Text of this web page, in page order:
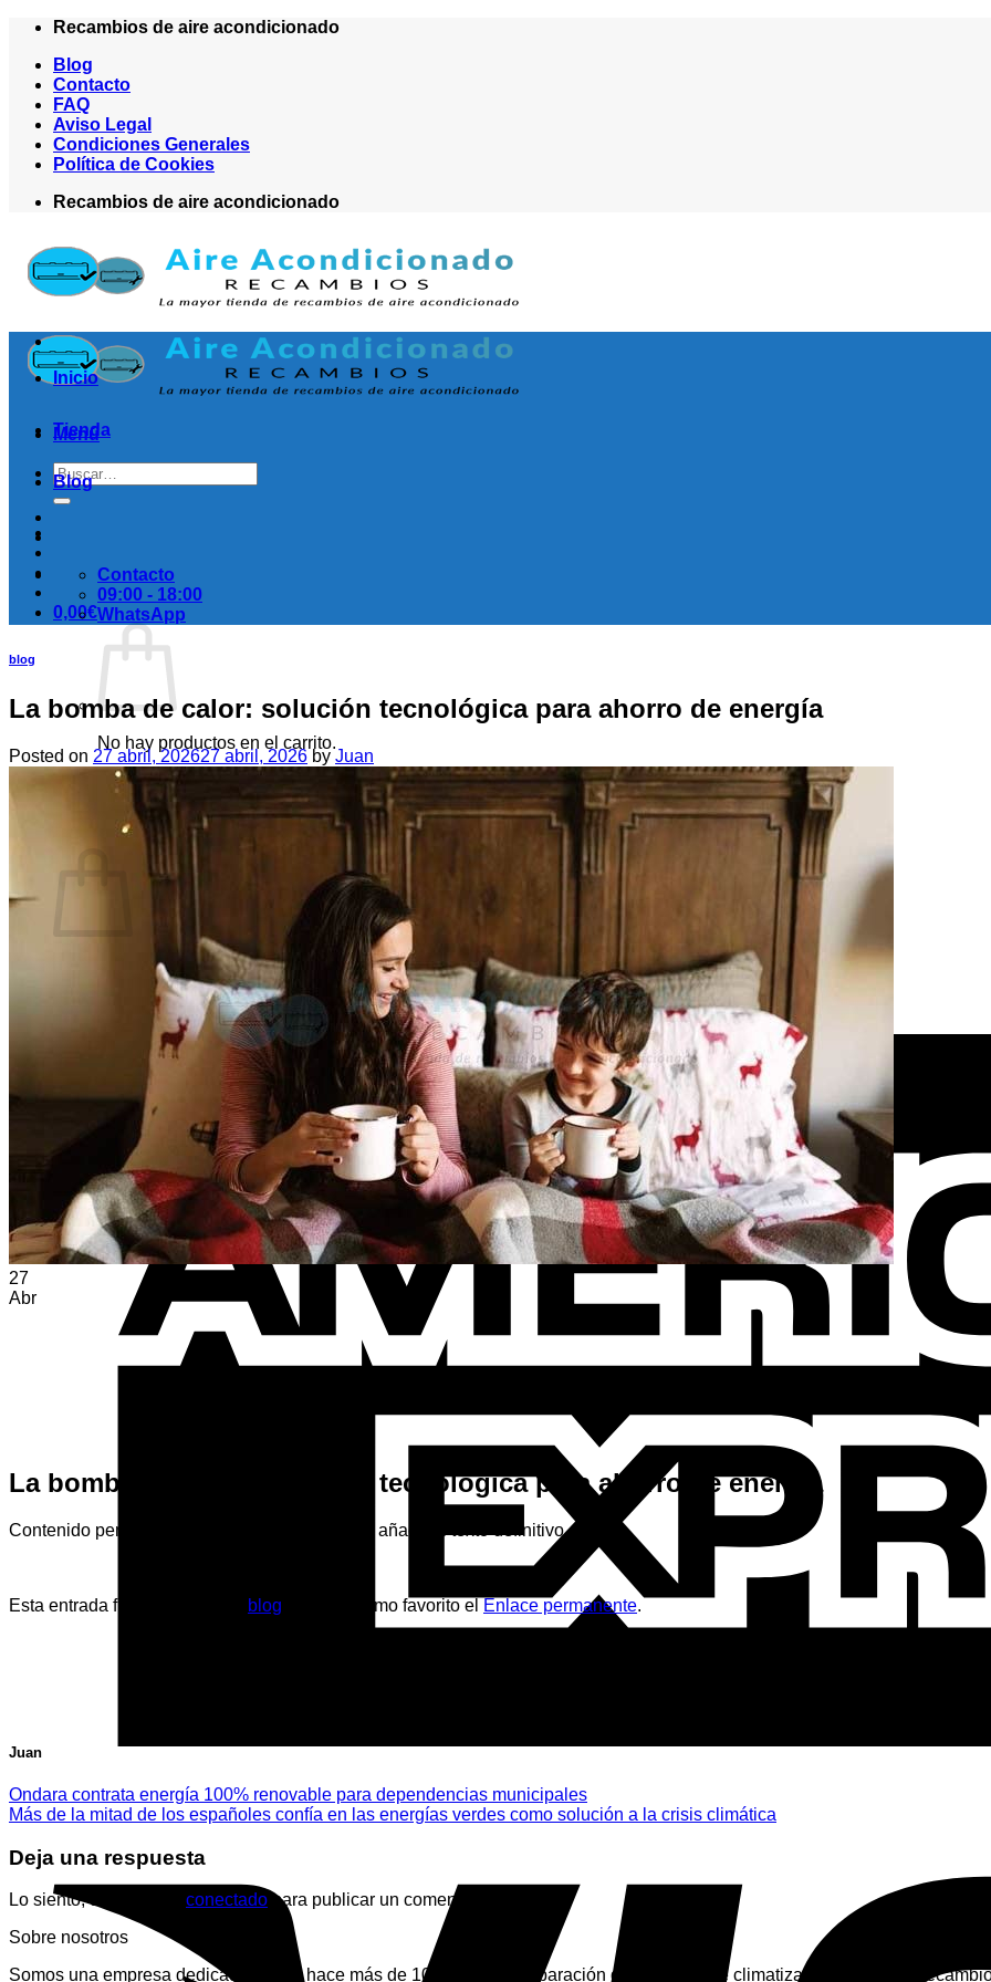
Saltar
contenido
Recambios de aire acondicionado
Blog
Contacto
FAQ
Aviso Legal
Condiciones Generales
Política de Cookies
Recambios de aire acondicionado
Menú
Buscar
por:
0,00€
No hay productos en el carrito.
Volver a la tienda
No hay productos en el carrito.
Volver a la tienda
Inicio
Tienda
Blog
Contacto
09:00 - 18:00
WhatsApp
blog
La bomba de calor: solución tecnológica para ahorro de energía
Posted on 27 abril, 202627 abril, 2026 by Juan
27
Abr
La bomba de calor: solución tecnológica para ahorro de energía
Contenido pendiente de generación. Por favor, añadir el texto definitivo.
Esta entrada fue publicada en blog . Marque como favorito el Enlace permanente.
Juan
Ondara contrata energía 100% renovable para dependencias municipales
Más de la mitad de los españoles confía en las energías verdes como solución a la crisis climática
Deja una respuesta
Lo siento, debes estar conectado para publicar un comentario.
Sobre nosotros
Somos una empresa dedicada desde hace más de 10 años en la reparación de sistemas de climatización. Nuestros